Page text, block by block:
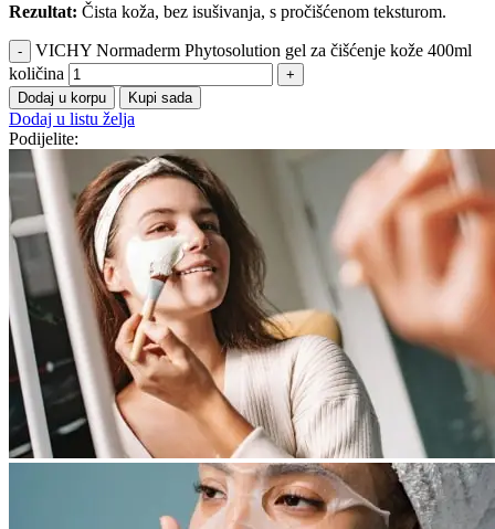
Rezultat: Čista koža, bez isušivanja, s pročišćenom teksturom.
VICHY Normaderm Phytosolution gel za čišćenje kože 400ml
količina
Dodaj u korpu Kupi sada
Dodaj u listu želja
Podijelite: